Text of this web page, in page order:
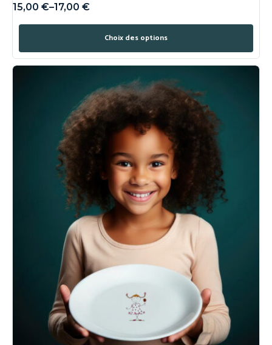
15,00 €–17,00 €
Choix des options